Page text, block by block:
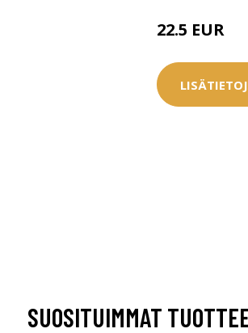
22.5 EUR
SUOSITUIMMAT